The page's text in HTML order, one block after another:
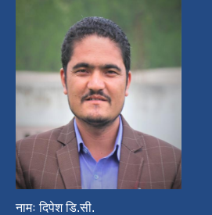
नामः दिपेश डि.सी.